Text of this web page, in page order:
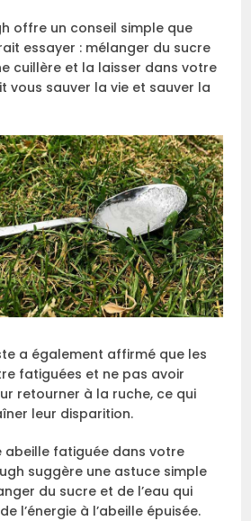
offre un conseil simple que
essayer : mélanger du sucre
cuillère et la laisser dans votre
vous sauver la vie et sauver la
a également affirmé que les
fatiguées et ne pas avoir
retourner à la ruche, ce qui
leur disparition.
abeille fatiguée dans votre
suggère une astuce simple
du sucre et de l’eau qui
l’énergie à l’abeille épuisée.